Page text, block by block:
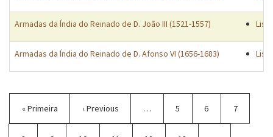
Armadas da Índia do Reinado de D. João III (1521-1557)
Armadas da Índia do Reinado de D. Afonso VI (1656-1683)
Paginação
Primeira
página
« Primeira
Página
anterior
‹ Previous … Página
5 Página
6 Página
7